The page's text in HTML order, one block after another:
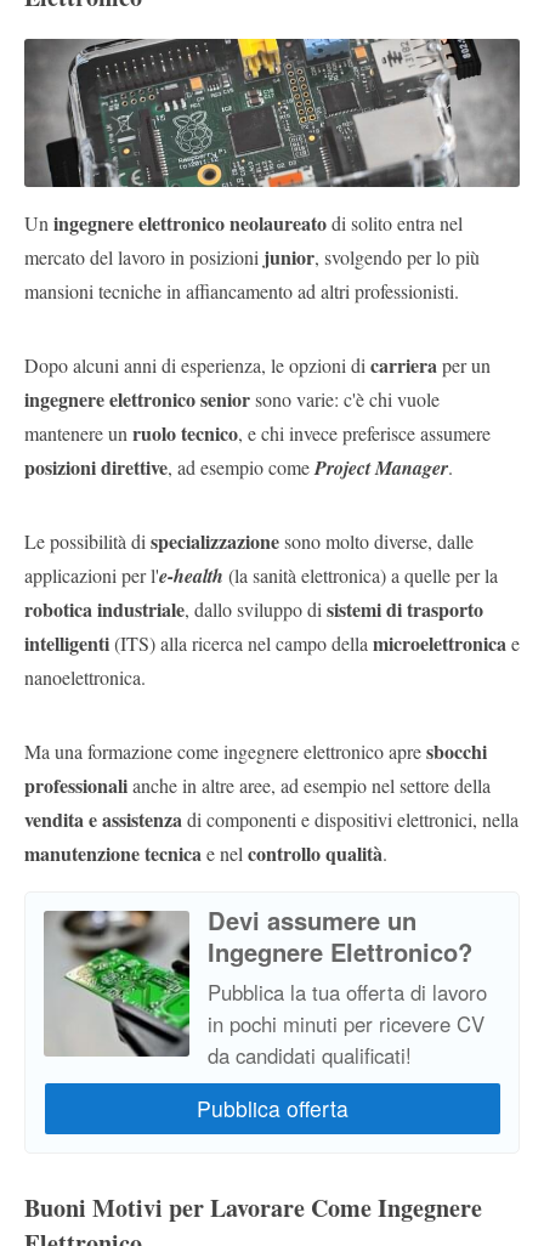
Un ingegnere elettronico neolaureatodi solito entra nel
mercato del lavoro in posizioni junior, svolgendo per lo più
mansioni tecniche in affiancamento ad altri professionisti.
Dopo alcuni anni di esperienza, le opzioni di carrieraper un
ingegnere elettronico seniorsono varie: c'è chi vuole
mantenere un ruolo tecnico, e chi invece preferisce assumere
posizioni direttive, ad esempio comeProject Manager.
Le possibilità di specializzazionesono molto diverse, dalle
applicazioni per l'e-health (la sanità elettronica) a quelle per la
robotica industriale, dallo sviluppo di sistemi di trasporto
intelligenti(ITS) alla ricerca nel campo della microelettronicae
nanoelettronica.
Ma una formazione come ingegnere elettronico apresbocchi
professionalianche in altre aree, ad esempio nel settore della
vendita e assistenzadi componenti e dispositivi elettronici, nella
manutenzione tecnicae nel controllo qualità.
Devi assumere un
Ingegnere Elettronico?
Pubblica la tua offerta di lavoro
in pochi minuti per ricevere CV
da candidati qualificati!
Buoni Motivi per Lavorare Come Ingegnere